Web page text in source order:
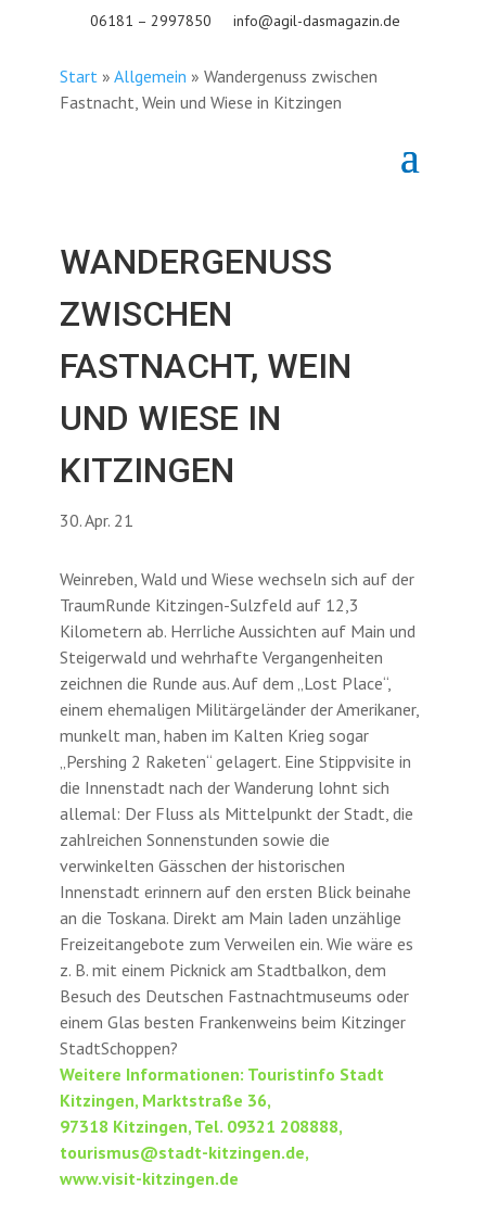
06181 – 2997850 info@agil-dasmagazin.de
Start» Allgemein » Wandergenuss zwischen
Fastnacht, Wein und Wiese in Kitzingen
WANDERGENUSS
ZWISCHEN
FASTNACHT, WEIN
UND WIESE IN
KITZINGEN
30. Apr. 21
Weinreben, Wald und Wiese wechseln sich auf der
TraumRunde Kitzingen-Sulzfeld auf 12,3
Kilometern ab. Herrliche Aussichten auf Main und
Steigerwald und wehrhafte Vergangenheiten
zeichnen die Runde aus. Auf dem „Lost Place“,
einem ehemaligen Militärgeländer der Amerikaner,
munkelt man, haben im Kalten Krieg sogar
„Pershing 2 Raketen“ gelagert. Eine Stippvisite in
die Innenstadt nach der Wanderung lohnt sich
allemal: Der Fluss als Mittelpunkt der Stadt, die
zahlreichen Sonnenstunden sowie die
verwinkelten Gässchen der historischen
Innenstadt erinnern auf den ersten Blick beinahe
an die Toskana. Direkt am Main laden unzählige
Freizeitangebote zum Verweilen ein. Wie wäre es
z. B. mit einem Picknick am Stadtbalkon, dem
Besuch des Deutschen Fastnachtmuseums oder
einem Glas besten Frankenweins beim Kitzinger
StadtSchoppen?
Weitere Informationen: Touristinfo Stadt
Kitzingen, Marktstraße 36,
97318 Kitzingen, Tel. 09321 208888,
tourismus@stadt-kitzingen.de,
www.visit-kitzingen.de